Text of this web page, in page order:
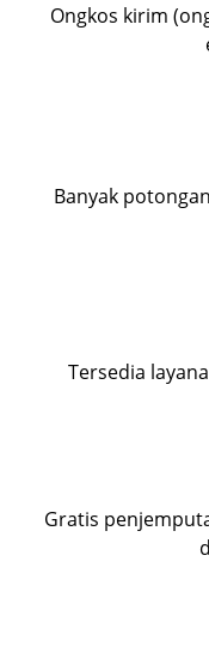
Ongkos kirim
Banyak
Tersedia
Gratis